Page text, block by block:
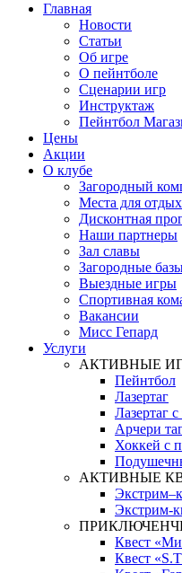
Главная
Новости
Статьи
Об игре
О пейнтболе
Сценарии игр
Инструктаж
Пейнтбол
Цены
Акции
О клубе
Загородный
Места для
Дисконтная
Наши партнеры
Зал славы
Загородные
Выездные игры
Спортивная
Вакансии
Мисс Гепард
Услуги
АКТИВНЫЕ
Пейнтбол
Лазертаг
Лазертаг
Арчери
Хоккей с
АКТИВНЫЕ
Экстрим-
Квест
Квест